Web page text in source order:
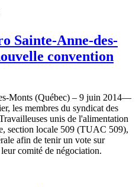
Sainte-Anne-des-
convention
Monts (Québec) – 9 juin 2014—
les membres du syndicat des
unis de l'alimentation
section locale 509 (TUAC 509),
afin de tenir un vote sur
comité de négociation.